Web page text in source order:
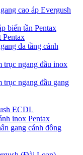
cao áp Evergush
biến tần Pentax
Pentax
đa tầng cánh
trục ngang đầu inox
trục ngang đầu gang
ECDL
inox Pentax
gang cánh đồng